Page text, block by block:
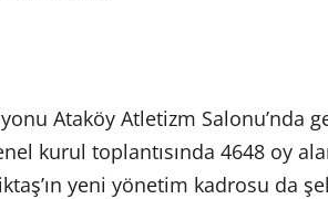
Ataköy Atletizm Salonu’nda
kurul toplantısında 4648 oy
yeni yönetim kadrosu da